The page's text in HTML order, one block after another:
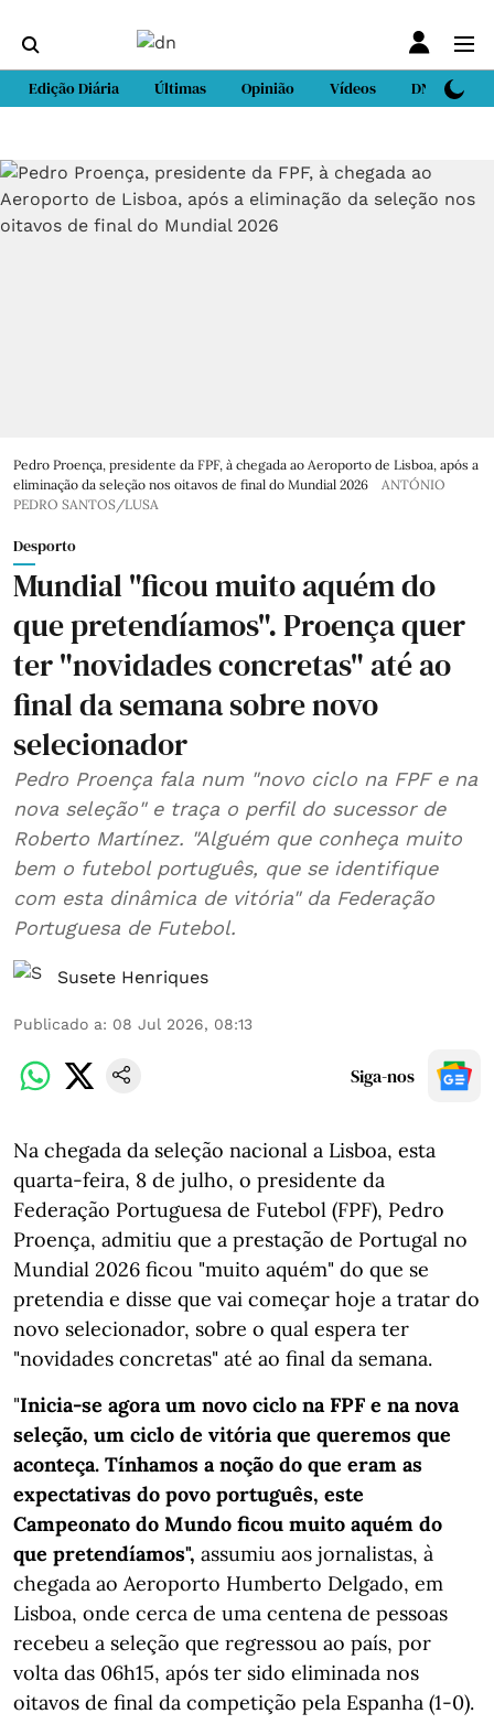
Edição Diária Últimas Opinião Vídeos DN Sport
Pedro Proença, presidente da FPF, à chegada ao Aeroporto de Lisboa, após a
eliminação da seleção nos oitavos de final do Mundial 2026
ANTÓNIO
PEDRO SANTOS/LUSA
Desporto
Mundial "ficou muito aquém do
que pretendíamos". Proença quer
ter "novidades concretas" até ao
final da semana sobre novo
selecionador
Pedro Proença fala num "novo ciclo na FPF e na
nova seleção" e traça o perfil do sucessor de
Roberto Martínez. "Alguém que conheça muito
bem o futebol português, que se identifique
com esta dinâmica de vitória" da Federação
Portuguesa de Futebol.
Susete Henriques
Publicado a: 08 Jul 2026, 08:13
Siga-nos
Na chegada da seleção nacional a Lisboa, esta
quarta-feira, 8 de julho, o presidente da
Federação Portuguesa de Futebol (FPF), Pedro
Proença, admitiu que a prestação de Portugal no
Mundial 2026 ficou "muito aquém" do que se
pretendia e disse que vai começar hoje a tratar do
novo selecionador, sobre o qual espera ter
"novidades concretas" até ao final da semana.
"Inicia-se agora um novo ciclo na FPF e na nova
seleção, um ciclo de vitória que queremos que
aconteça. Tínhamos a noção do que eram as
expectativas do povo português, este
Campeonato do Mundo ficou muito aquém do
que pretendíamos", assumiu aos jornalistas, à
chegada ao Aeroporto Humberto Delgado, em
Lisboa, onde cerca de uma centena de pessoas
recebeu a seleção que regressou ao país, por
volta das 06h15, após ter sido eliminada nos
oitavos de final da competição pela Espanha (1-0).